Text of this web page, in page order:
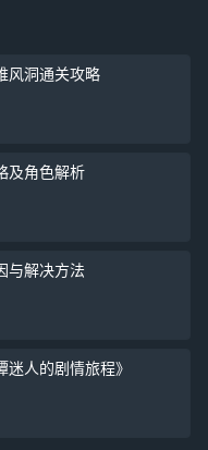
风洞通关攻略
及角色解析
与解决方法
迷人的剧情旅程》